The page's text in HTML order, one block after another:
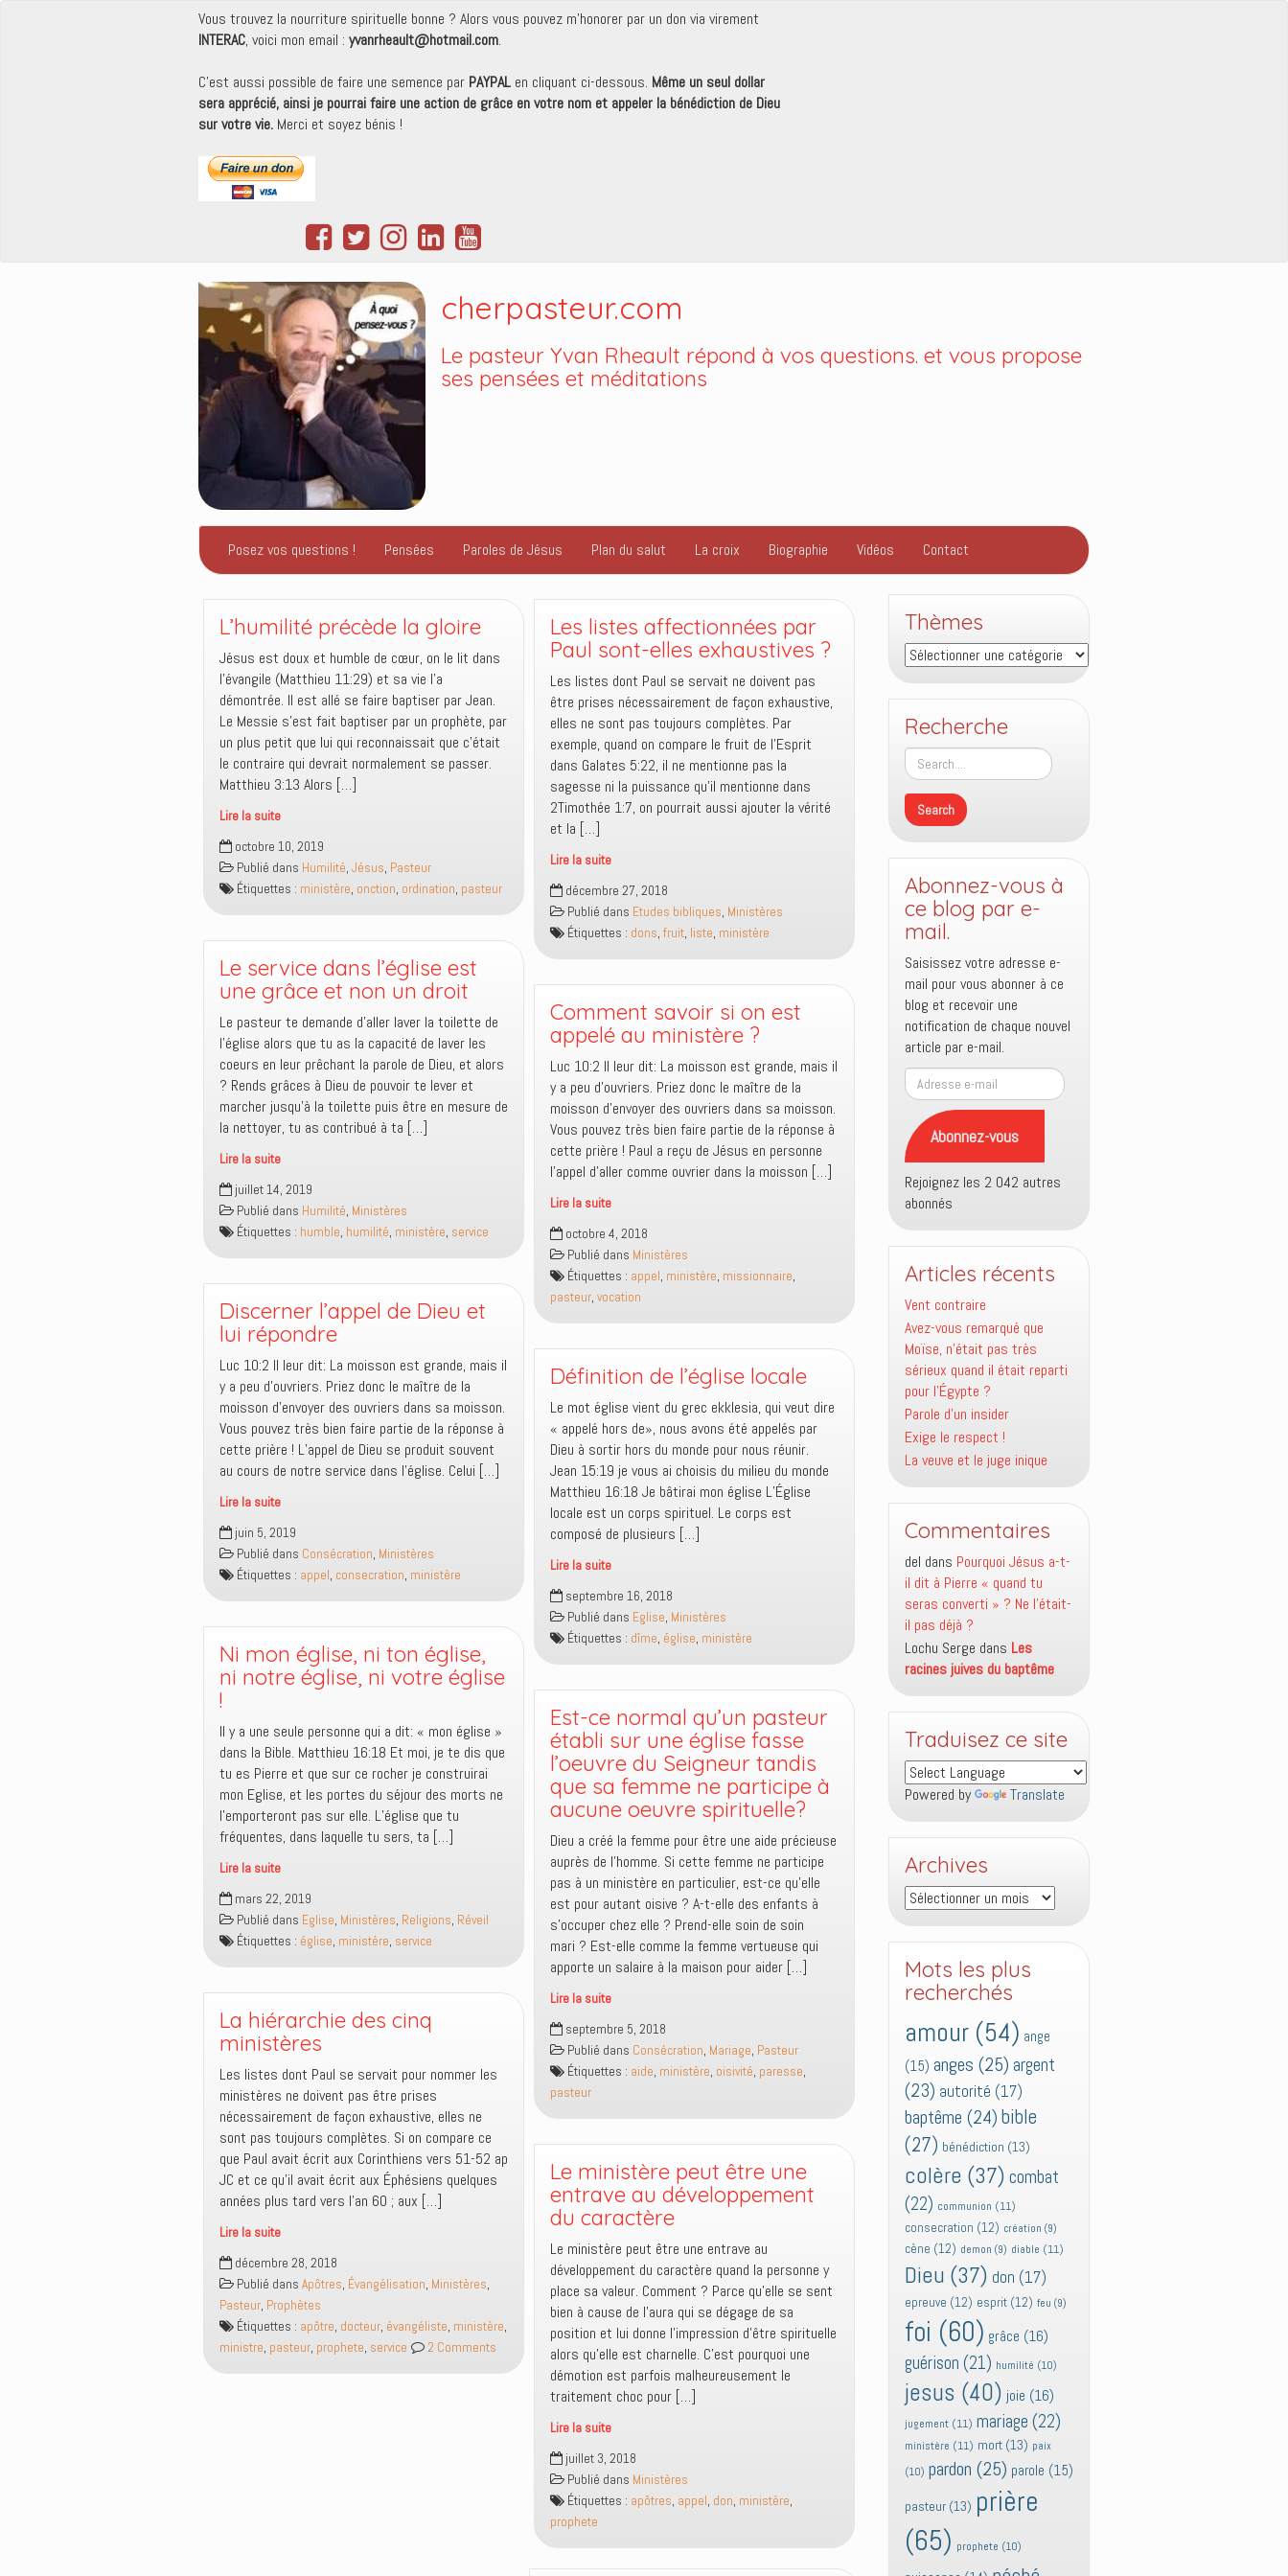
Vous trouvez la nourriture spirituelle bonne ? Alors vous pouvez m'honorer par un don via virement
INTERAC, voici mon email : yvanrheault@hotmail.com.
C'est aussi possible de faire une semence par PAYPAL en cliquant ci-dessous. Même un seul dollar
sera apprécié, ainsi je pourrai faire une action de grâce en votre nom et appeler la bénédiction de Dieu
sur votre vie. Merci et soyez bénis !
cherpasteur.com
Le pasteur Yvan Rheault répond à vos questions. et vous propose
ses pensées et méditations
Posez vos questions ! Pensées Paroles de Jésus Plan du salut La croix Biographie Vidéos Contact
L’humilité précède la gloire
Jésus est doux et humble de cœur, on le lit dans
l’évangile (Matthieu 11:29) et sa vie l’a
démontrée. Il est allé se faire baptiser par Jean.
Le Messie s’est fait baptiser par un prophète, par
un plus petit que lui qui reconnaissait que c’était
le contraire qui devrait normalement se passer.
Matthieu 3:13 Alors […]
Lire la suite
L’humilité
précède
la
gloire
octobre 10, 2019
Publié dans Humilité, Jésus, Pasteur
Étiquettes : ministère, onction, ordination, pasteur
Le service dans l’église est
une grâce et non un droit
Le pasteur te demande d’aller laver la toilette de
l’église alors que tu as la capacité de laver les
coeurs en leur prêchant la parole de Dieu, et alors
? Rends grâces à Dieu de pouvoir te lever et
marcher jusqu’à la toilette puis être en mesure de
la nettoyer, tu as contribué à ta […]
Lire la suite
Le
service
dans
l’église
une
grâce
et
non
un
droit
juillet 14, 2019
Publié dans Humilité, Ministères
Étiquettes : humble, humilité, ministère, service
Discerner l’appel de Dieu et
lui répondre
Luc 10:2 Il leur dit: La moisson est grande, mais il
y a peu d’ouvriers. Priez donc le maître de la
moisson d’envoyer des ouvriers dans sa moisson.
Vous pouvez très bien faire partie de la réponse à
cette prière ! L’appel de Dieu se produit souvent
au cours de notre service dans l’église. Celui […]
Lire la suite
Discerner
l’appel
de
Dieu
lui
répondre
juin 5, 2019
Publié dans Consécration, Ministères
Étiquettes : appel, consecration, ministère
Ni mon église, ni ton église,
ni notre église, ni votre église
!
Il y a une seule personne qui a dit: « mon église »
dans la Bible. Matthieu 16:18 Et moi, je te dis que
tu es Pierre et que sur ce rocher je construirai
mon Eglise, et les portes du séjour des morts ne
l’emporteront pas sur elle. L’église que tu
fréquentes, dans laquelle tu sers, ta […]
Lire la suite
Ni
mon
église,
ni
église,
ni
notre
église,
ni
votre
église
!
mars 22, 2019
Publié dans Eglise, Ministères, Religions, Réveil
Étiquettes : église, ministère, service
La hiérarchie des cinq
ministères
Les listes dont Paul se servait pour nommer les
ministères ne doivent pas être prises
nécessairement de façon exhaustive, elles ne
sont pas toujours complètes. Si on compare ce
que Paul avait écrit aux Corinthiens vers 51-52 ap
JC et ce qu’il avait écrit aux Éphésiens quelques
années plus tard vers l’an 60 ; aux […]
Lire la suite
La
hiérarchie
des
cinq
ministères
décembre 28, 2018
Publié dans Apôtres, Évangélisation, Ministères,
Pasteur, Prophètes
Étiquettes : apôtre, docteur, évangéliste, ministère,
ministre, pasteur, prophete, service 2 Comments
Les listes affectionnées par
Paul sont-elles exhaustives ?
Les listes dont Paul se servait ne doivent pas
être prises nécessairement de façon exhaustive,
elles ne sont pas toujours complètes. Par
exemple, quand on compare le fruit de l’Esprit
dans Galates 5:22, il ne mentionne pas la
sagesse ni la puissance qu’il mentionne dans
2Timothée 1:7, on pourrait aussi ajouter la vérité
et la […]
Lire la suite
Les
listes
affectionnées
par
sont-
elles
exhaustives
?
décembre 27, 2018
Publié dans Etudes bibliques, Ministères
Étiquettes : dons, fruit, liste, ministère
Comment savoir si on est
appelé au ministère ?
Luc 10:2 Il leur dit: La moisson est grande, mais il
y a peu d’ouvriers. Priez donc le maître de la
moisson d’envoyer des ouvriers dans sa moisson.
Vous pouvez très bien faire partie de la réponse à
cette prière ! Paul a reçu de Jésus en personne
l’appel d’aller comme ouvrier dans la moisson […]
Lire la suite
Comment
savoir
si
on
est
au
ministère
octobre 4, 2018
Publié dans Ministères
Étiquettes : appel, ministère, missionnaire,
pasteur, vocation
Définition de l’église locale
Le mot église vient du grec ekklesia, qui veut dire
« appelé hors de», nous avons été appelés par
Dieu à sortir hors du monde pour nous réunir.
Jean 15:19 je vous ai choisis du milieu du monde
Matthieu 16:18 Je bâtirai mon église L’Église
locale est un corps spirituel. Le corps est
composé de plusieurs […]
Lire la suite
Définition
de
l’église
locale
septembre 16, 2018
Publié dans Eglise, Ministères
Étiquettes : dîme, église, ministère
Est-ce normal qu’un pasteur
établi sur une église fasse
l’oeuvre du Seigneur tandis
que sa femme ne participe à
aucune oeuvre spirituelle?
Dieu a créé la femme pour être une aide précieuse
auprès de l’homme. Si cette femme ne participe
pas à un ministère en particulier, est-ce qu’elle
est pour autant oisive ? A-t-elle des enfants à
s’occuper chez elle ? Prend-elle soin de soin
mari ? Est-elle comme la femme vertueuse qui
apporte un salaire à la maison pour aider […]
Lire la suite
Est-
ce
normal
qu’un
pasteur
sur
une
église
fasse
l’oeuvre
du
Seigneur
tandis
que
sa
femme
ne
participe
à
oeuvre
spirituelle?
septembre 5, 2018
Publié dans Consécration, Mariage, Pasteur
Étiquettes : aide, ministère, oisivité, paresse,
pasteur
Le ministère peut être une
entrave au développement
du caractère
Le ministère peut être une entrave au
développement du caractère quand la personne y
place sa valeur. Comment ? Parce qu’elle se sent
bien à cause de l’aura qui se dégage de sa
position et lui donne l’impression d’être spirituelle
alors qu’elle est charnelle. C’est pourquoi une
démotion est parfois malheureusement le
traitement choc pour […]
Lire la suite
Le
ministère
peut
être
une
juillet 3, 2018
Publié dans Ministères
Étiquettes : apôtres, appel, don, ministère,
prophete
Thèmes
Thèmes
Recherche
Abonnez-vous à
ce blog par e-
mail.
Saisissez votre adresse e-
mail pour vous abonner à ce
blog et recevoir une
notification de chaque nouvel
article par e-mail.
Adresse
e-
mail
Abonnez-vous
Rejoignez les 2 042 autres
abonnés
Articles récents
Vent contraire
Avez-vous remarqué que
Moïse, n’était pas très
sérieux quand il était reparti
pour l’Égypte ?
Parole d’un insider
Exige le respect !
La veuve et le juge inique
Commentaires
del dans Pourquoi Jésus a-t-
il dit à Pierre « quand tu
seras converti » ? Ne l’était-
il pas déjà ?
Lochu Serge dans Les
racines juives du baptême
Traduisez ce site
Powered by Translate
Archives
Archives
Mots les plus
recherchés
amour (54) ange
(15) anges (25) argent
(23) autorité (17)
baptême (24) bible
(27) bénédiction (13)
colère (37) combat
(22) communion (11)
consecration (12) création (9)
cène (12) demon (9) diable (11)
Dieu (37) don (17)
epreuve (12) esprit (12) feu (9)
foi (60) grâce (16)
guérison (21) humilité (10)
jesus (40) joie (16)
jugement (11) mariage (22)
ministère (11) mort (13) paix
(10) pardon (25) parole (15)
pasteur (13) prière
(65) prophete (10)